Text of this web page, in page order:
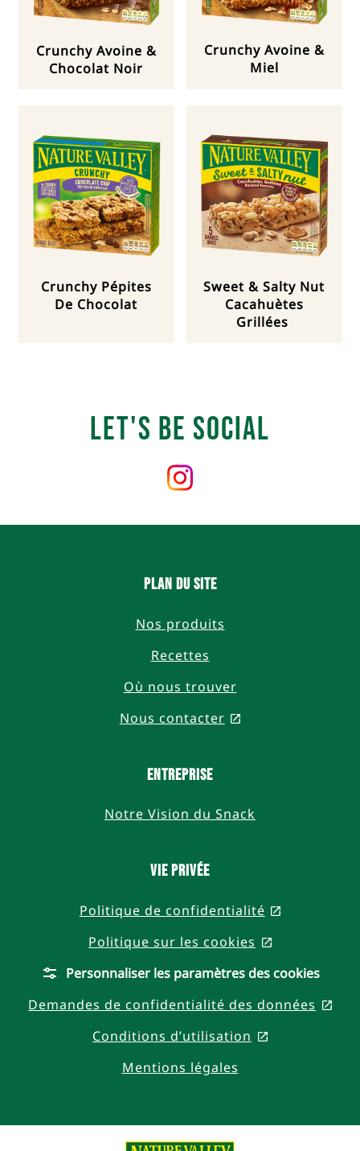
Crunchy Avoine &
Chocolat Noir
Crunchy Avoine &
Miel
Crunchy Pépites
De Chocolat
Sweet & Salty Nut
Cacahuètes
Grillées
Let's Be Social
Follow
us
on
Plan du site
Nos produits
Recettes
Où nous trouver
Nous contacter
Entreprise
Notre Vision du Snack
Vie privée
Politique de confidentialité
Politique sur les cookies
, opens in a
Personnaliser les paramètres des cookies
Demandes de confidentialité des données
,
Conditions d’utilisation
, opens in a
Mentions légales